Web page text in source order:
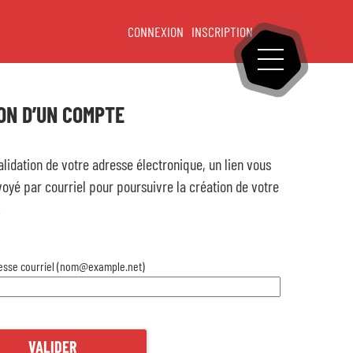
CONNEXION INSCRIPTION
OUVRIR LE
Mon profil
D’UN COMPTE
de votre adresse électronique, un lien vous
par courriel pour poursuivre la création de votre
courriel (nom@example.net)
VALIDER